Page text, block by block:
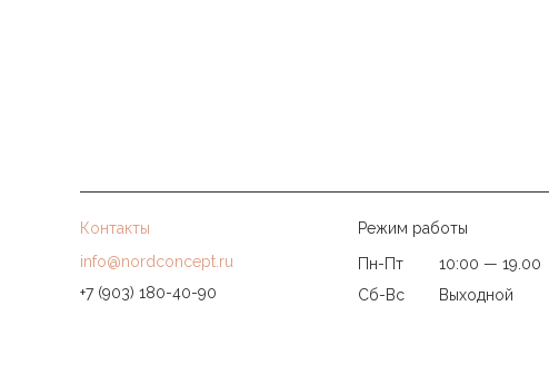
Контакты
info@nordconcept.ru
+7 (903) 180-40-90
Режим работы
Пн-Пт
10:00 — 19.00
Сб-Вс
Выходной